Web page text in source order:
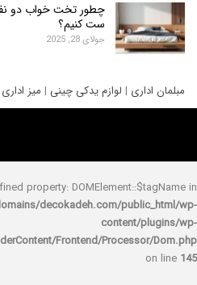
چطور تخت خواب دو نفره را با سبک
ست کنیم؟
جولای 28, 2025
|لوازم یدکی چینی|میز اداری| تعمیر
: Undefined property:
decoka/domains/decokadeh.com/
LazyRenderContent/Frontend/